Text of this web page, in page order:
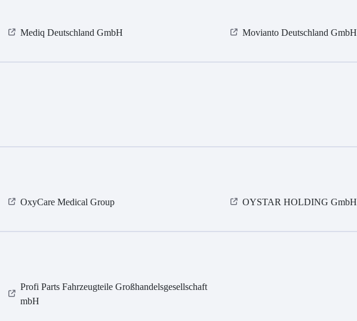
Mediq Deutschland GmbH Movianto Deutschland GmbH
OxyCare Medical Group OYSTAR HOLDING GmbH
Profi Parts Fahrzeugteile Großhandelsgesellschaft
mbH